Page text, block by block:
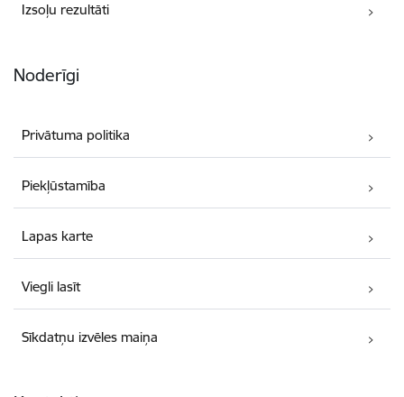
Izsoļu rezultāti
Noderīgi
Privātuma politika
Piekļūstamība
Lapas karte
Viegli lasīt
Sīkdatņu izvēles maiņa